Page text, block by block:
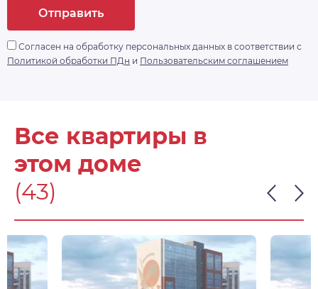
Отправить
Согласен на обработку персональных данных в соответствии с
Политикой обработки ПДн и Пользовательским соглашением
Все квартиры в
этом доме
(43)